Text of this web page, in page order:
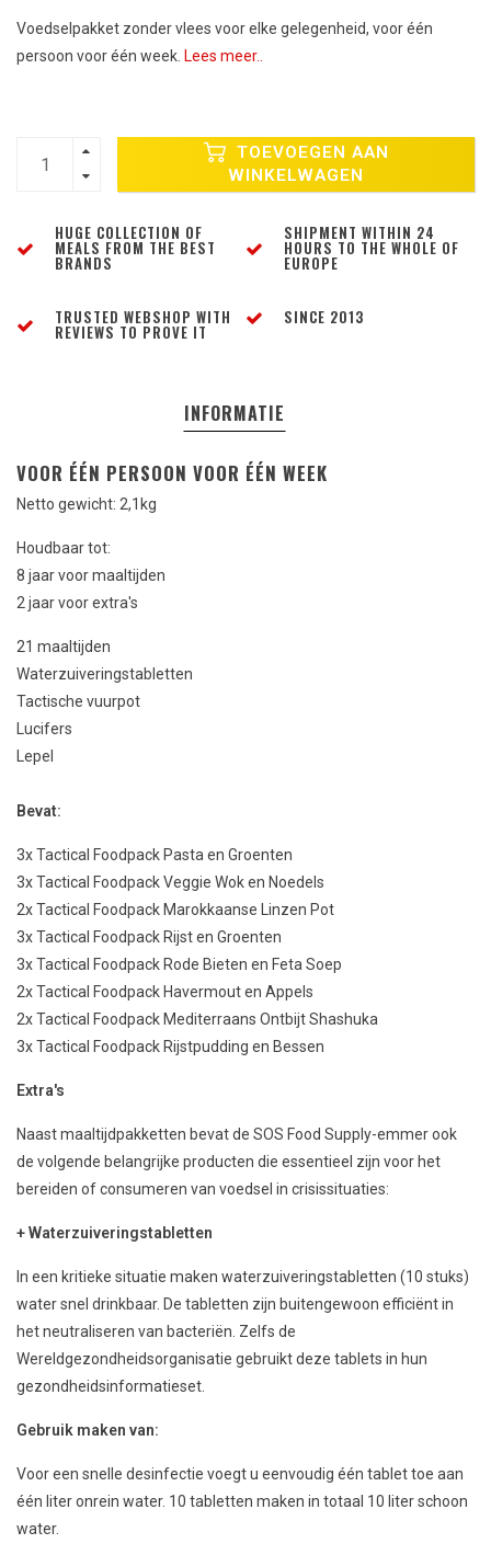
Voedselpakket zonder vlees voor elke gelegenheid, voor één
persoon voor één week. Lees meer..
TOEVOEGEN AAN
WINKELWAGEN
HUGE COLLECTION OF
MEALS FROM THE BEST
BRANDS
SHIPMENT WITHIN 24
HOURS TO THE WHOLE OF
EUROPE
TRUSTED WEBSHOP WITH
REVIEWS TO PROVE IT
SINCE 2013
INFORMATIE
VOOR ÉÉN PERSOON VOOR ÉÉN WEEK
Netto gewicht: 2,1kg
Houdbaar tot:
8 jaar voor maaltijden
2 jaar voor extra's
21 maaltijden
Waterzuiveringstabletten
Tactische vuurpot
Lucifers
Lepel
Bevat:
3x Tactical Foodpack Pasta en Groenten
3x Tactical Foodpack Veggie Wok en Noedels
2x Tactical Foodpack Marokkaanse Linzen Pot
3x Tactical Foodpack Rijst en Groenten
3x Tactical Foodpack Rode Bieten en Feta Soep
2x Tactical Foodpack Havermout en Appels
2x Tactical Foodpack Mediterraans Ontbijt Shashuka
3x Tactical Foodpack Rijstpudding en Bessen
Extra's
Naast maaltijdpakketten bevat de SOS Food Supply-emmer ook
de volgende belangrijke producten die essentieel zijn voor het
bereiden of consumeren van voedsel in crisissituaties:
+ Waterzuiveringstabletten
In een kritieke situatie maken waterzuiveringstabletten (10 stuks)
water snel drinkbaar. De tabletten zijn buitengewoon efficiënt in
het neutraliseren van bacteriën. Zelfs de
Wereldgezondheidsorganisatie gebruikt deze tablets in hun
gezondheidsinformatieset.
Gebruik maken van:
Voor een snelle desinfectie voegt u eenvoudig één tablet toe aan
één liter onrein water. 10 tabletten maken in totaal 10 liter schoon
water.